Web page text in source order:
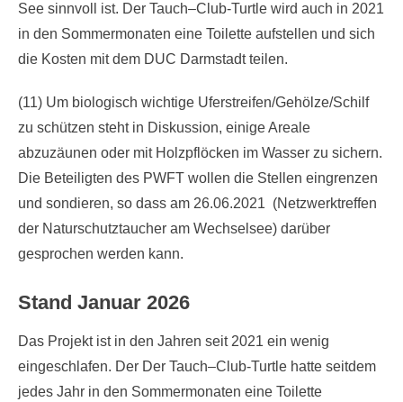
See sinnvoll ist. Der Tauch–Club-Turtle wird auch in 2021
in den Sommermonaten eine Toilette aufstellen und sich
die Kosten mit dem DUC Darmstadt teilen.
(11) Um biologisch wichtige Uferstreifen/Gehölze/Schilf
zu schützen steht in Diskussion, einige Areale
abzuzäunen oder mit Holzpflöcken im Wasser zu sichern.
Die Beteiligten des PWFT wollen die Stellen eingrenzen
und sondieren, so dass am 26.06.2021 (Netzwerktreffen
der Naturschutztaucher am Wechselsee) darüber
gesprochen werden kann.
Stand Januar 2026
Das Projekt ist in den Jahren seit 2021 ein wenig
eingeschlafen. Der Der Tauch–Club-Turtle hatte seitdem
jedes Jahr in den Sommermonaten eine Toilette